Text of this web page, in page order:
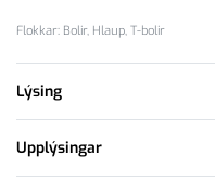
Flokkar: Bolir, Hlaup, T-bolir
Lýsing
Upplýsingar